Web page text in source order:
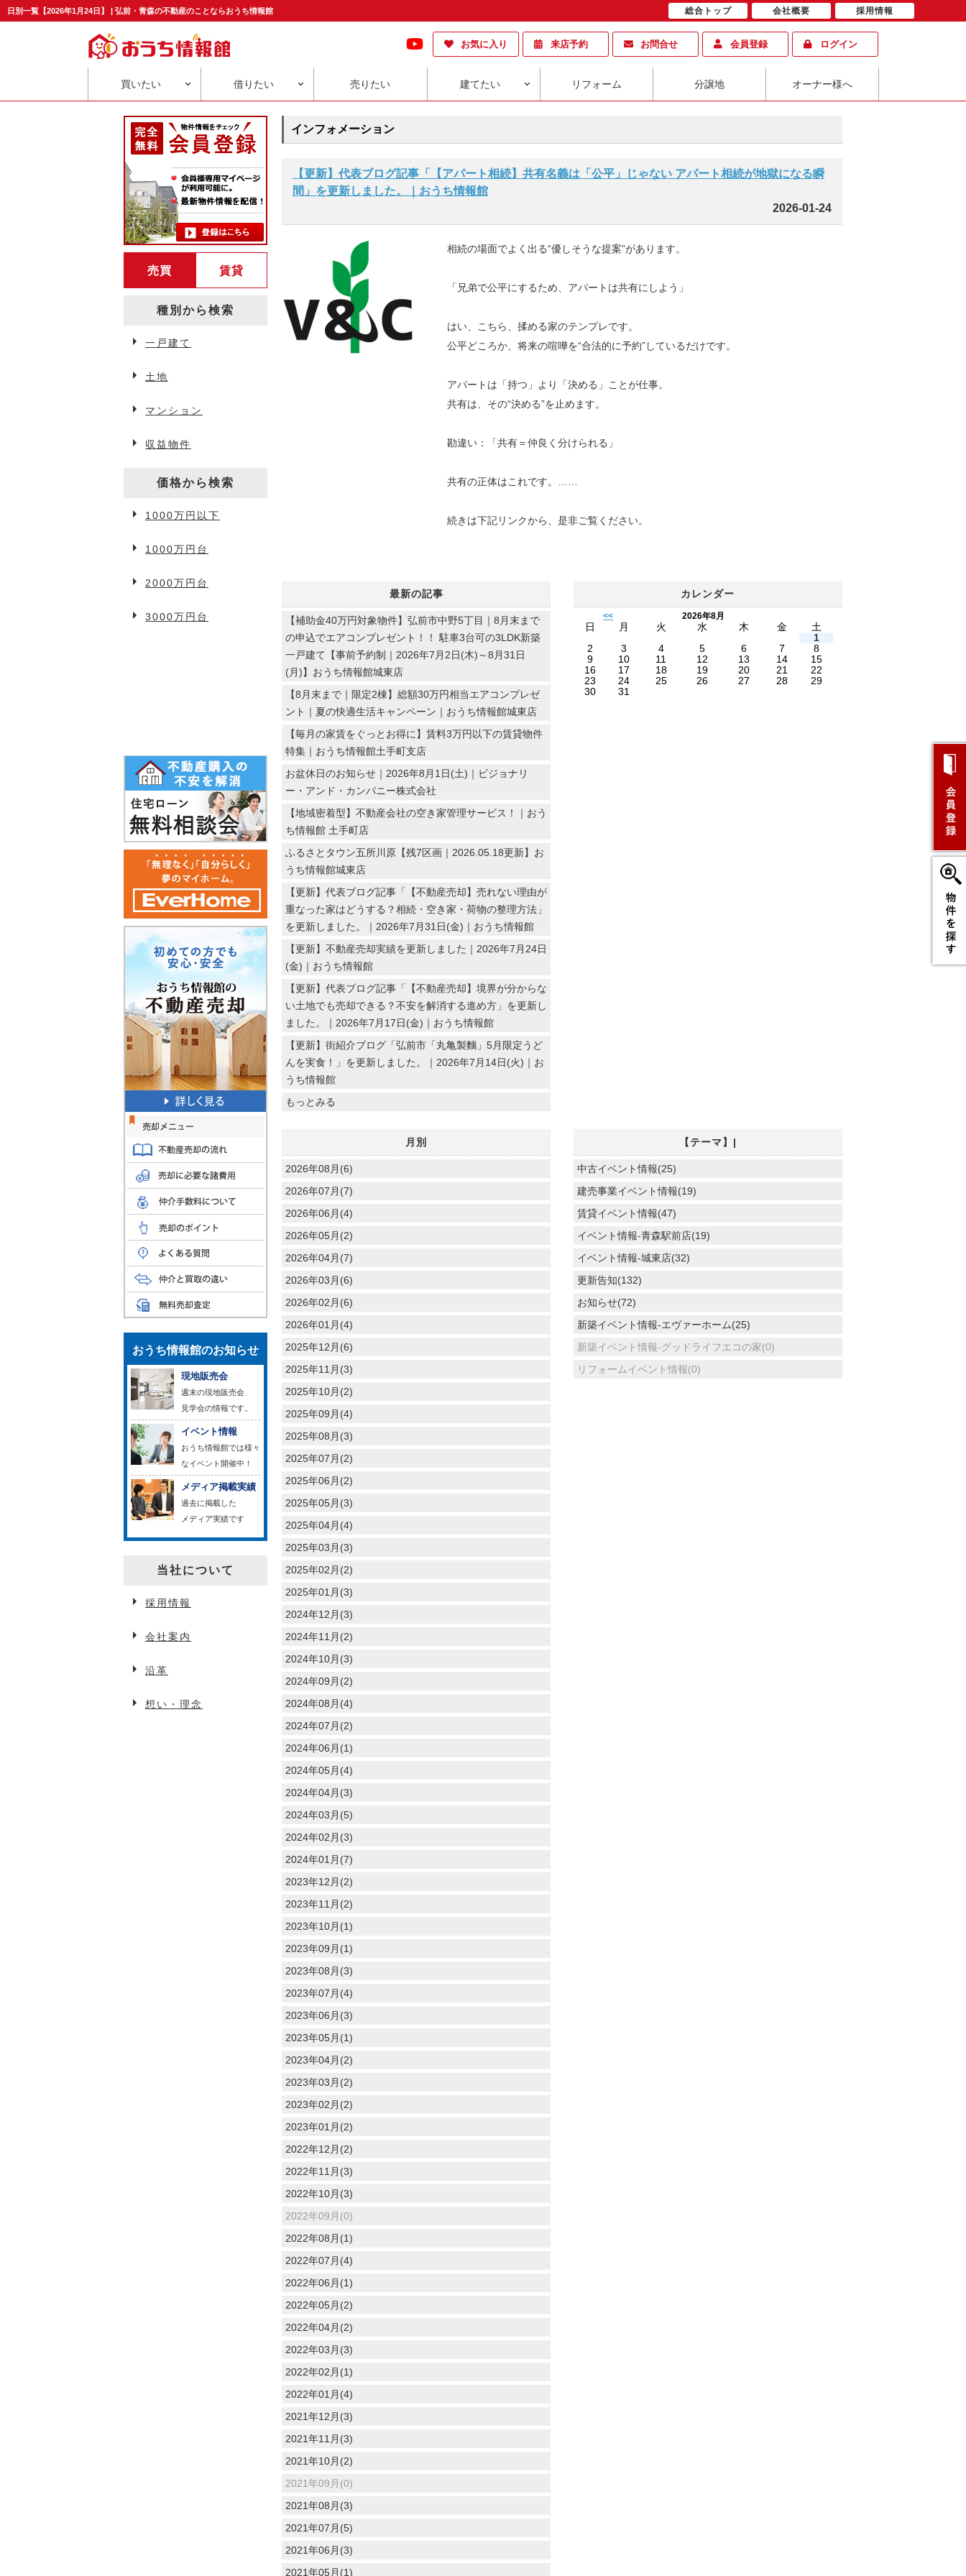
日別一覧【2026年1月24日】 | 弘前・青森の不動産のことならおうち情報館
お気に入り 来店予約 お問合せ 会員登録 ログイン
買いたい 借りたい 売りたい 建てたい リフォーム 分譲地 オーナー様へ
インフォメーション
【更新】代表ブログ記事「【アパート相続】共有名義は「公平」じゃない アパート相続が地獄になる瞬
間」を更新しました。｜おうち情報館
2026-01-24
相続の場面でよく出る“優しそうな提案”があります。
「兄弟で公平にするため、アパートは共有にしよう」
はい、こちら、揉める家のテンプレです。
公平どころか、将来の喧嘩を“合法的に予約”しているだけです。
アパートは「持つ」より「決める」ことが仕事。
共有は、その“決める”を止めます。
勘違い：「共有＝仲良く分けられる」
共有の正体はこれです。……
続きは下記リンクから、是非ご覧ください。
最新の記事
【補助金40万円対象物件】弘前市中野5丁目｜8月末まで
の申込でエアコンプレゼント！！ 駐車3台可の3LDK新築
一戸建て【事前予約制｜2026年7月2日(木)～8月31日
(月)】おうち情報館城東店
【8月末まで｜限定2棟】総額30万円相当エアコンプレゼ
ント｜夏の快適生活キャンペーン｜おうち情報館城東店
【毎月の家賃をぐっとお得に】賃料3万円以下の賃貸物件
特集｜おうち情報館土手町支店
お盆休日のお知らせ｜2026年8月1日(土)｜ビジョナリ
ー・アンド・カンパニー株式会社
【地域密着型】不動産会社の空き家管理サービス！｜おう
ち情報館 土手町店
ふるさとタウン五所川原【残7区画｜2026.05.18更新】お
うち情報館城東店
【更新】代表ブログ記事「【不動産売却】売れない理由が
重なった家はどうする？相続・空き家・荷物の整理方法」
を更新しました。｜2026年7月31日(金)｜おうち情報館
【更新】不動産売却実績を更新しました｜2026年7月24日
(金)｜おうち情報館
【更新】代表ブログ記事「【不動産売却】境界が分からな
い土地でも売却できる？不安を解消する進め方」を更新し
ました。｜2026年7月17日(金)｜おうち情報館
【更新】街紹介ブログ「弘前市「丸亀製麵」5月限定うど
んを実食！」を更新しました。｜2026年7月14日(火)｜お
うち情報館
もっとみる
カレンダー
<< 2026年8月
日 月 火 水 木 金
土
1
2
3 4 5 6 7
8
9
10 11 12 13 14
15
16
17 18 19 20 21
22
23
24 25 26 27 28
29
30
31
月別
2026年08月(6)
2026年07月(7)
2026年06月(4)
2026年05月(2)
2026年04月(7)
2026年03月(6)
2026年02月(6)
2026年01月(4)
2025年12月(6)
2025年11月(3)
2025年10月(2)
2025年09月(4)
2025年08月(3)
2025年07月(2)
2025年06月(2)
2025年05月(3)
2025年04月(4)
2025年03月(3)
2025年02月(2)
2025年01月(3)
2024年12月(3)
2024年11月(2)
2024年10月(3)
2024年09月(2)
2024年08月(4)
2024年07月(2)
2024年06月(1)
2024年05月(4)
2024年04月(3)
2024年03月(5)
2024年02月(3)
2024年01月(7)
2023年12月(2)
2023年11月(2)
2023年10月(1)
2023年09月(1)
2023年08月(3)
2023年07月(4)
2023年06月(3)
2023年05月(1)
2023年04月(2)
2023年03月(2)
2023年02月(2)
2023年01月(2)
2022年12月(2)
2022年11月(3)
2022年10月(3)
2022年09月(0)
2022年08月(1)
2022年07月(4)
2022年06月(1)
2022年05月(2)
2022年04月(2)
2022年03月(3)
2022年02月(1)
2022年01月(4)
2021年12月(3)
2021年11月(3)
2021年10月(2)
2021年09月(0)
2021年08月(3)
2021年07月(5)
2021年06月(3)
2021年05月(1)
【テーマ】|
中古イベント情報(25)
建売事業イベント情報(19)
賃貸イベント情報(47)
イベント情報-青森駅前店(19)
イベント情報-城東店(32)
更新告知(132)
お知らせ(72)
新築イベント情報-エヴァーホーム(25)
新築イベント情報-グッドライフエコの家(0)
リフォームイベント情報(0)
売買 賃貸
種別から検索
一戸建て
土地
マンション
収益物件
価格から検索
1000万円以下
1000万円台
2000万円台
3000万円台
弘前賃貸情報
アパート・マンション
一戸建て
駐車場
事業用物件
3万円以下
3万円台
おうち情報館のお知らせ
現地販売会
週末の現地販売会
見学会の情報です。
イベント情報
おうち情報館では様々
なイベント開催中！
メディア掲載実績
過去に掲載した
メディア実績です
当社について
採用情報
会社案内
沿革
想い・理念
総合トップ 会社概要 採用情報